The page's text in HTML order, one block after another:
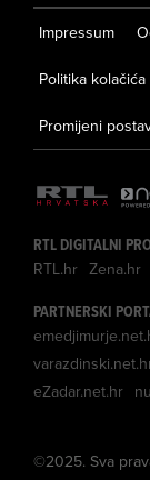
Impressum
Politika kolačića
Promijeni
RTL DIGITALNI
RTL.hr Zena.hr
PARTNERSKI
eZadar.net.hr
©2025. Sva